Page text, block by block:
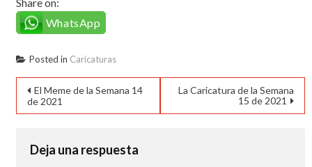
WhatsApp
Posted in Caricaturas
Navegación
de
entradas
El Meme de la Semana 14
de 2021
La Caricatura de la Semana
15 de 2021
Deja una respuesta